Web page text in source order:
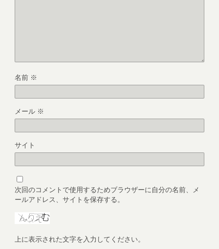
名前 ※
メール ※
サイト
次回のコメントで使用するためブラウザーに自分の名前、メ
ールアドレス、サイトを保存する。
上に表示された文字を入力してください。